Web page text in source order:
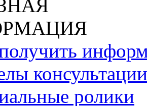
консультации
ролики